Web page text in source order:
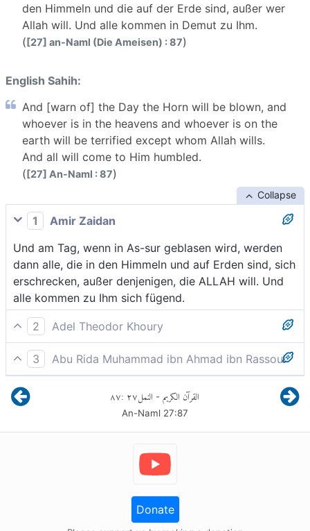
den Himmeln und die auf der Erde sind, außer wer
Allah will. Und alle kommen in Demut zu Ihm.
([27] an-Naml (Die Ameisen) : 87)
English Sahih:
And [warn of] the Day the Horn will be blown, and
whoever is in the heavens and whoever is on the
earth will be terrified except whom Allah wills.
And all will come to Him humbled.
([27] An-Naml : 87)
Collapse
1
Amir Zaidan
Und am Tag, wenn in As-sur geblasen wird, werden
dann alle, die in den Himmeln und auf Erden sind, sich
erschrecken, außer denjenigen, die ALLAH will. Und
alle kommen zu Ihm sich fügend.
2
Adel Theodor Khoury
Und am Tag, da in die Trompete geblasen wird und
die erschrecken, die in den Himmeln und die auf der
Erde sind, außer denen, die Gott will. Und alle
kommen demütig zu Ihm.
3
Abu Rida Muhammad ibn Ahmad ibn Rassoul
Und an dem Tage, wenn in den Sur gestoßen wird,
hat jeder mit dem Schrecken zu kämpfen, der in den
Himmeln und der auf Erden ist, ausgenommen der,
den Allah will. Und alle sollen demütig zu Ihm
القرآن الكريم - النمل٢٧:٨٧
An-Naml 27:87
Donate